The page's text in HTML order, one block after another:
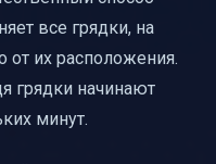
все грядки, на
от их расположения.
грядки начинают
минут.